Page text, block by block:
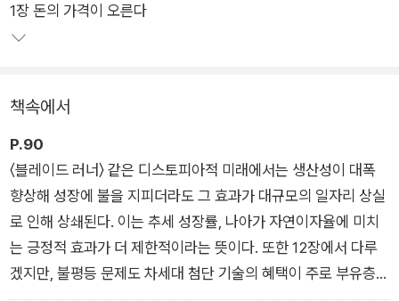
있을 가능성을 제기한다. 그리고 이 변화가 향후 글로벌 경제 전
반에 미칠 영향을 조망한다.
제가 과열되지도 침체되지도 않는 균형 상태에서 형성되는 이론
적 금리 수준을 의미한다. 중앙은행이 기준금리를 결정할 때 참고
하는 핵심 지표이지만 추정만 할 뿐이라서, 이 추정이 틀리면 경
기가 위축되거나 과열된다.
이 책의 저자인 블룸버그 경제학자들은 기술 발전, 냉전 해소 등
의 영향으로 인해 그동안 자연이자율이 구조적으로 하락해왔다
고 말한다. 하지만 향후에는 상승 압력이 강화될 수 있다고 예측
1장 돈의 가격이 오른다
책속에서
P.90
〈블레이드 러너〉 같은 디스토피아적 미래에서는 생산성이 대폭
향상해 성장에 불을 지피더라도 그 효과가 대규모의 일자리 상실
로 인해 상쇄된다. 이는 추세 성장률, 나아가 자연이자율에 미치
는 긍정적 효과가 더 제한적이라는 뜻이다. 또한 12장에서 다루
겠지만, 불평등 문제도 차세대 첨단 기술의 혜택이 주로 부유층에